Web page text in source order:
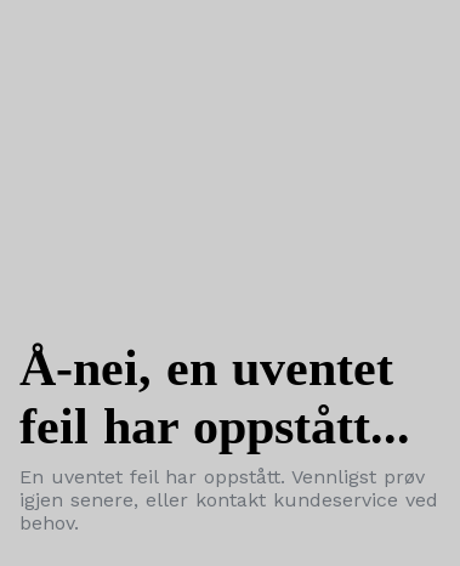
Å-nei, en uventet
feil har oppstått...
En uventet feil har oppstått. Vennligst prøv
igjen senere, eller kontakt kundeservice ved
behov.